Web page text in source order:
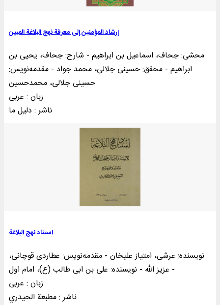
إرشاد المؤمنین إلی معرفة نهج البلاغة المبین
محشی: جحاف، اسماعیل بن ابراهیم - شارح: جحاف، یحیی بن
ابراهیم - محقق: حسینی جلالی، محمد جواد - مقدمه‌نويس:
حسینی جلالی، محمدحسین
زبان : عربی
ناشر : دليل ما
استناد نهج البلاغة
نویسنده: عرشی، امتیاز علیخان - مقدمه‌نويس: عطاردی قوچانی،
عزیز الله - نویسنده: علی بن ابی طالب (ع)، امام اول -
زبان : عربی
ناشر : مطبعة الحيدري